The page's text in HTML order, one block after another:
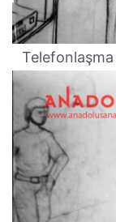
Telefonlaşma